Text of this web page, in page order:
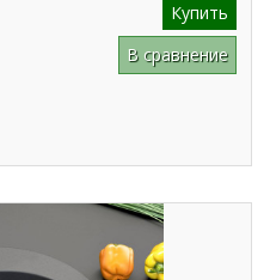
Купить
В сравнение